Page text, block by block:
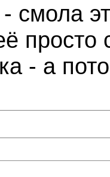
смола
просто
- а